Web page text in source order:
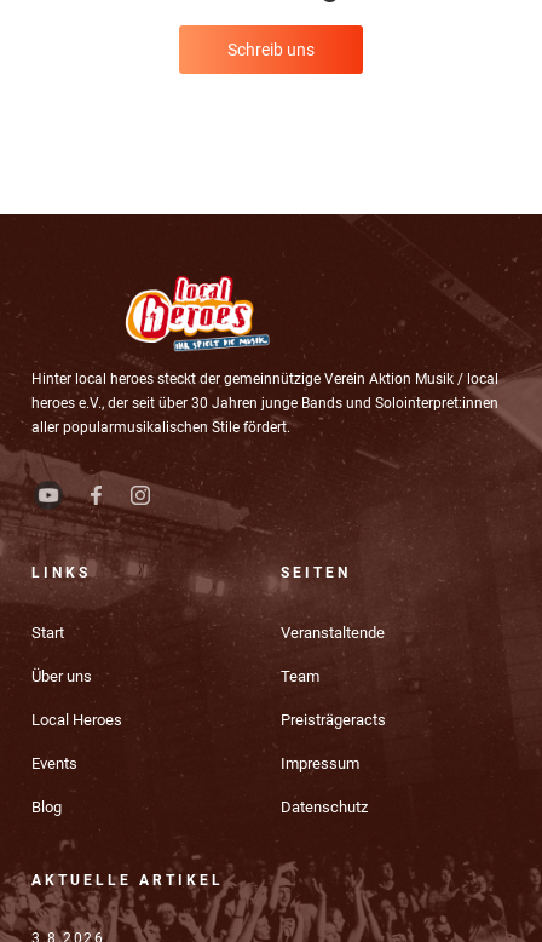
Schreib uns
Hinter local heroes steckt der gemeinnützige Verein Aktion Musik / local
heroes e.V., der seit über 30 Jahren junge Bands und Solointerpret:innen
aller popularmusikalischen Stile fördert.
LINKS
Start
Über uns
Local Heroes
Events
Blog
SEITEN
Veranstaltende
Team
Preisträgeracts
Impressum
Datenschutz
AKTUELLE ARTIKEL
3.8.2026